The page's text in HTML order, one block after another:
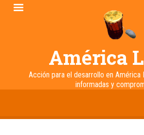
Pasar
América
Acción para el desarrollo en América
informadas y